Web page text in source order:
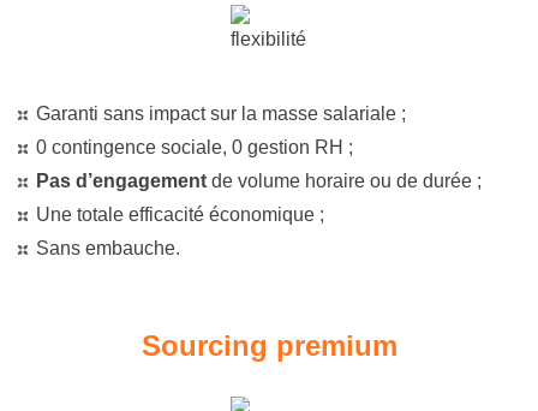
Garanti sans impact sur la masse salariale ;
0 contingence sociale, 0 gestion RH ;
Pas d’engagement de volume horaire ou de durée ;
Une totale efficacité économique ;
Sans embauche.
Sourcing premium